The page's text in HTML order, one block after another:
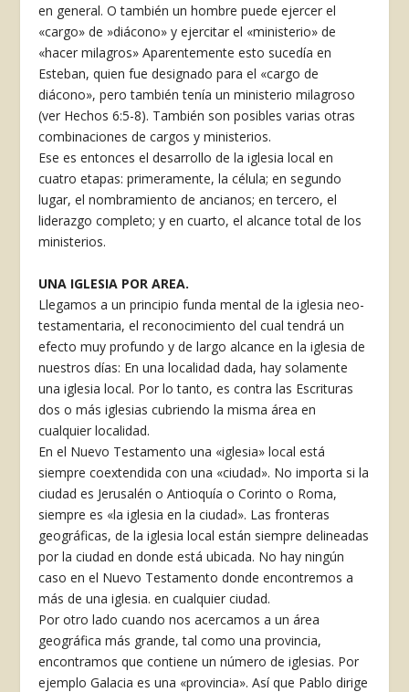
en general. O también un hombre puede ejercer el
«cargo» de »diácono» y ejercitar el «ministerio» de
«hacer milagros» Aparentemente esto sucedía en
Esteban, quien fue designado para el «cargo de
diácono», pero también tenía un ministerio milagroso
(ver Hechos 6:5-8). También son posibles varias otras
combinaciones de cargos y ministerios.
Ese es entonces el desarrollo de la iglesia local en
cuatro etapas: primeramente, la célula; en segundo
lugar, el nombramiento de ancianos; en tercero, el
liderazgo completo; y en cuarto, el alcance total de los
ministerios.
UNA IGLESIA POR AREA.
Llegamos a un principio funda­ mental de la iglesia neo-
testamentaria, el reconocimiento del cual tendrá un
efecto muy profundo y de largo alcance en la iglesia de
nuestros días: En una localidad dada, hay solamente
una iglesia local. Por lo tanto, es contra las Escrituras
dos o más iglesias cubriendo la misma área en
cualquier localidad.
En el Nuevo Testamento una «iglesia» local está
siempre coextendida con una «ciudad». No importa si la
ciudad es Jerusalén o Antioquía o Corinto o Roma,
siempre es «la iglesia en la ciudad». Las fronteras
geográficas, de la iglesia local están siempre delineadas
por la ciudad en donde está ubicada. No hay ningún
caso en el Nuevo Testamento donde encontremos a
más de una iglesia. en cualquier ciudad.
Por otro lado cuando nos acercamos a un área
geográfica más grande, tal como una provincia,
encontramos que contiene un número de iglesias. Por
ejemplo Galacia es una «provincia». Así que Pablo dirige